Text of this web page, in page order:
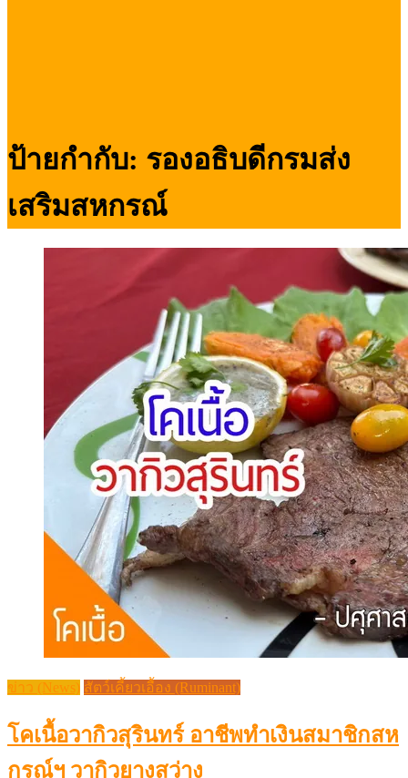
ป้ายกำกับ: รองอธิบดีกรมส่ง
เสริมสหกรณ์
ข่าว (News) สัตว์เคี้ยวเอื้อง (Ruminant)
โคเนื้อวากิวสุรินทร์ อาชีพทำเงินสมาชิกสห
กรณ์ฯ วากิวยางสว่าง